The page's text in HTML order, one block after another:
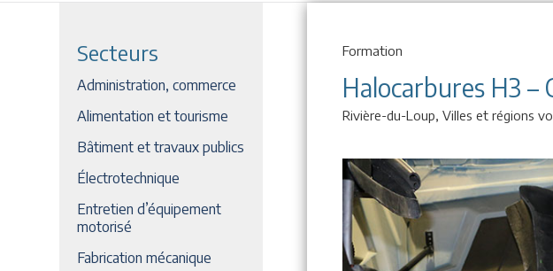
Secteurs
Administration, commerce
Alimentation et tourisme
Bâtiment et travaux publics
Électrotechnique
Entretien d’équipement
motorisé
Fabrication mécanique
Formation
Halocarbures H3 –
Rivière-du-Loup,Villes et régions